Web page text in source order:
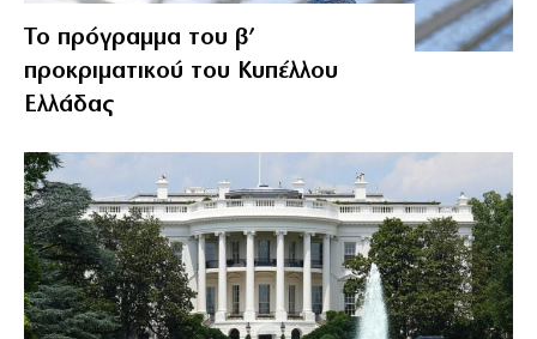
Το πρόγραμμα του β’
προκριματικού του Κυπέλλου
Ελλάδας